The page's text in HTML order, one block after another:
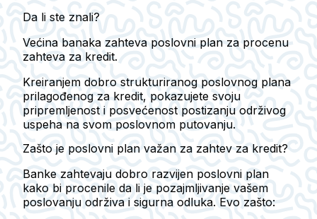
Da li ste znali?
Većina banaka zahteva poslovni plan za procenu
zahteva za kredit.
Kreiranjem dobro strukturiranog poslovnog plana
prilagođenog za kredit, pokazujete svoju
pripremljenost i posvećenost postizanju održivog
uspeha na svom poslovnom putovanju.
Zašto je poslovni plan važan za zahtev za kredit?
Banke zahtevaju dobro razvijen poslovni plan
kako bi procenile da li je pozajmljivanje vašem
poslovanju održiva i sigurna odluka. Evo zašto: